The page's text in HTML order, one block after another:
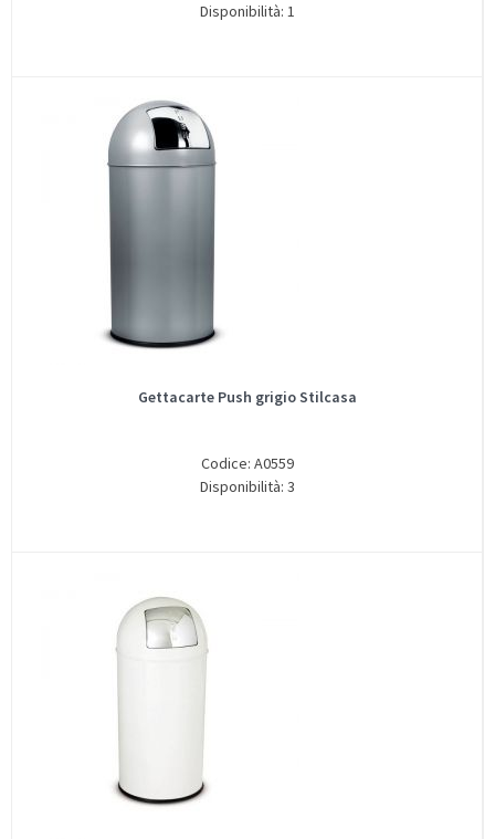
Disponibilità: 1
Gettacarte Push grigio Stilcasa
Codice: A0559
Disponibilità: 3